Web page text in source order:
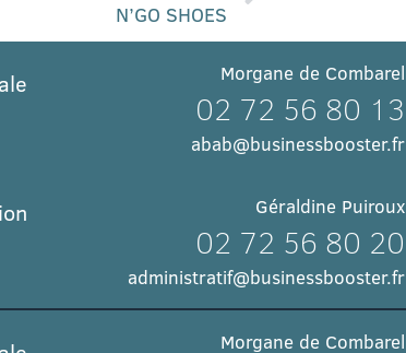
N’GO SHOES
Morgane de Combarel
02 72 56 80 13
abab@businessbooster.fr
Géraldine Puiroux
02 72 56 80 20
administratif@businessbooster.fr
Morgane de Combarel